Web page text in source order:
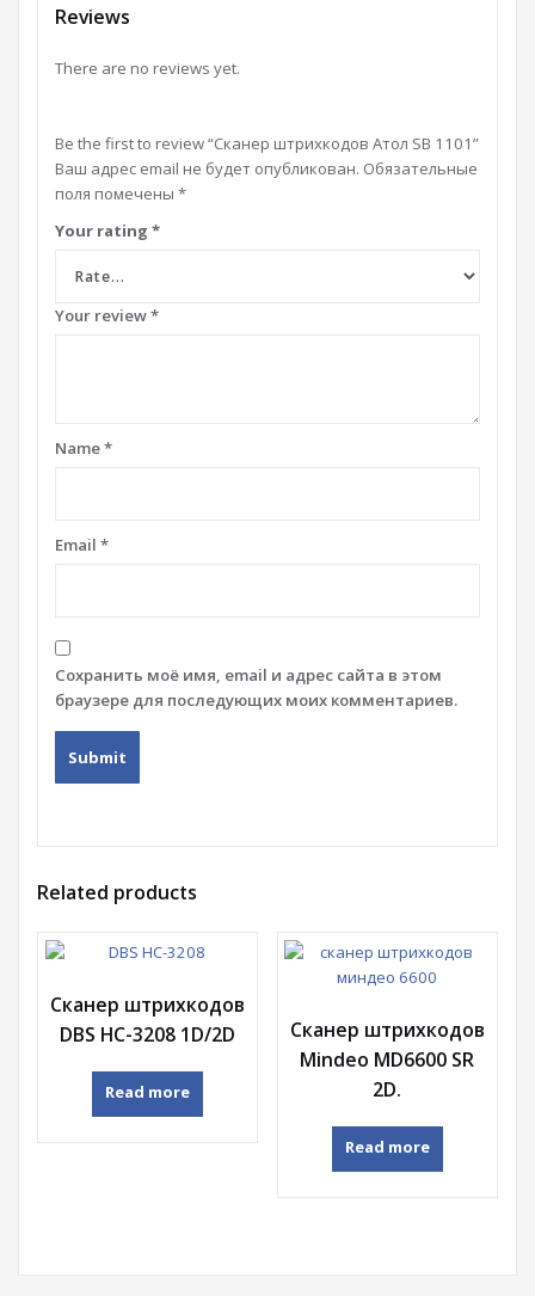
Reviews
There are no reviews yet.
Be the first to review “Сканер штрихкодов Атол SB 1101”
Ваш адрес email не будет опубликован. Обязательные
поля помечены *
Your rating *
Your review*
Name*
Email *
Сохранить моё имя, email и адрес сайта в этом
браузере для последующих моих комментариев.
Related products
Сканер штрихкодов
DBS HC-3208 1D/2D
Read more
Сканер штрихкодов
Mindeo MD6600 SR
2D.
Read more